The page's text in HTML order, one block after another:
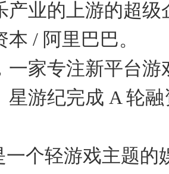
产业的上游的超
本 / 阿里巴巴。
一家专注新平台
星游纪完成 A轮
一个轻游戏主题的